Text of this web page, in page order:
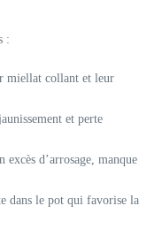
:
miellat collant et leur
et perte
excès d’arrosage, manque
dans le pot qui favorise la